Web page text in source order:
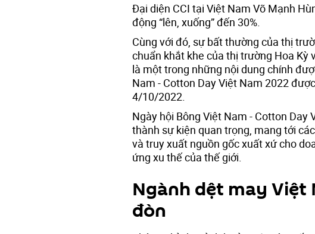
Đại diện CCI tại Việt Nam Võ Mạnh
động “lên, xuống” đến 30%.
Cùng với đó, sự bất thường của thị
chuẩn khắt khe của thị trường Hoa Kỳ
là một trong những nội dung chính
Nam - Cotton Day Việt Nam 2022
4/10/2022.
Ngày hội Bông Việt Nam - Cotton
thành sự kiện quan trọng, mang tới
và truy xuất nguồn gốc xuất xứ cho
ứng xu thế của thế giới.
Ngành dệt may Việt
đòn